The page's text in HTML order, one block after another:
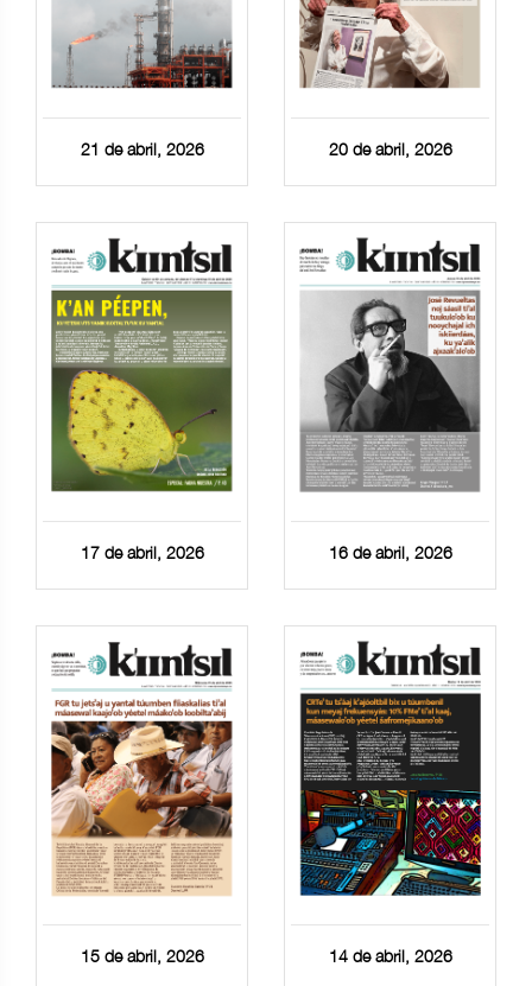
21 de abril, 2026 20 de abril, 2026
17 de abril, 2026 16 de abril, 2026
15 de abril, 2026 14 de abril, 2026